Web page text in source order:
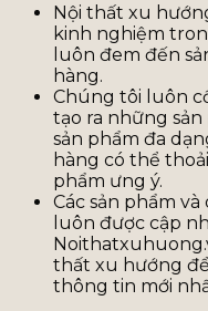
Nội thất xu
kinh nghiệm
luôn đem đến
hàng.
Chúng tôi luôn
tạo ra những
sản phẩm đa
hàng có thể
phẩm ưng ý.
Các sản phẩm
luôn được cập
thất xu hướng
thông tin mới